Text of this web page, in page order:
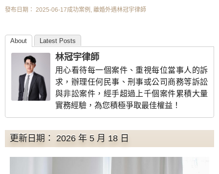
發布日期： 2025-06-17成功案例 , 離婚外遇林冠宇律師
About Latest Posts
林冠宇律師
用心看待每一個案件、重視每位當事人的訴
求，辦理任何民事、刑事或公司商務等訴訟
與非訟案件，經手超過上千個案件累積大量
實務經驗，為您積極爭取最佳權益！
更新日期： 2026 年 5 月 18 日